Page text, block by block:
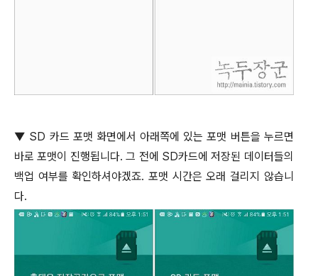
▼ SD 카드 포맷 화면에서 아래쪽에 있는 포맷 버튼을 누르면
바로 포맷이 진행됩니다.그 전에 SD카드에 저장된 데이터들의
백업 여부를 확인하셔야겠죠.포맷 시간은 오래 걸리지 않습니
다.